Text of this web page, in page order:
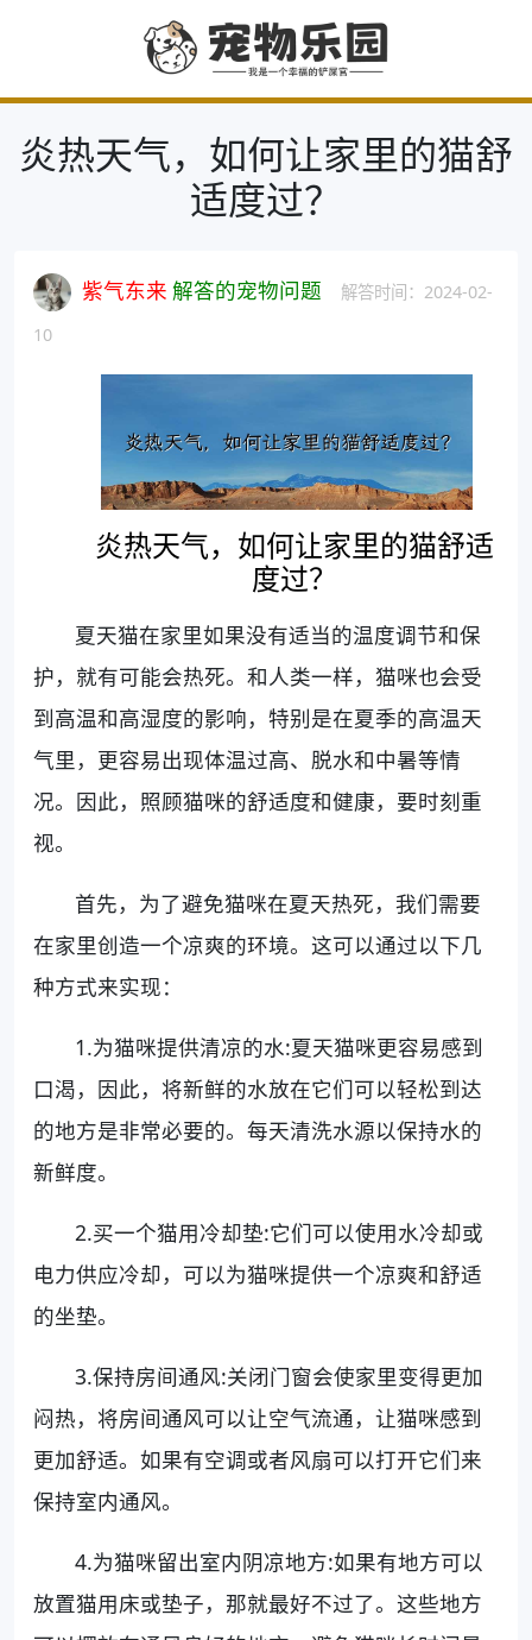
炎热天气，如何让家里的猫舒
适度过？
紫气东来 解答的宠物问题
解答时间：2024-02-
10
炎热天气，如何让家里的猫舒适
度过？
夏天猫在家里如果没有适当的温度调节和保
护，就有可能会热死。和人类一样，猫咪也会受
到高温和高湿度的影响，特别是在夏季的高温天
气里，更容易出现体温过高、脱水和中暑等情
况。因此，照顾猫咪的舒适度和健康，要时刻重
视。
首先，为了避免猫咪在夏天热死，我们需要
在家里创造一个凉爽的环境。这可以通过以下几
种方式来实现：
1.为猫咪提供清凉的水:夏天猫咪更容易感到
口渴，因此，将新鲜的水放在它们可以轻松到达
的地方是非常必要的。每天清洗水源以保持水的
新鲜度。
2.买一个猫用冷却垫:它们可以使用水冷却或
电力供应冷却，可以为猫咪提供一个凉爽和舒适
的坐垫。
3.保持房间通风:关闭门窗会使家里变得更加
闷热，将房间通风可以让空气流通，让猫咪感到
更加舒适。如果有空调或者风扇可以打开它们来
保持室内通风。
4.为猫咪留出室内阴凉地方:如果有地方可以
放置猫用床或垫子，那就最好不过了。这些地方